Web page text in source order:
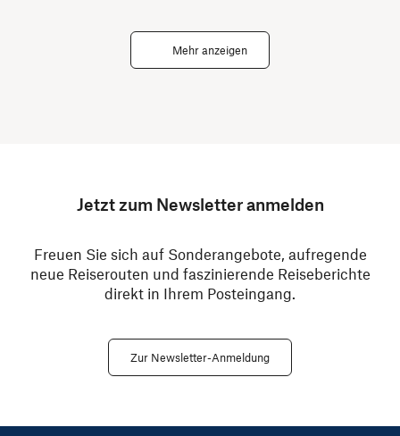
Mehr anzeigen
Jetzt zum Newsletter anmelden
Freuen Sie sich auf Sonderangebote, aufregende
neue Reiserouten und faszinierende Reiseberichte
direkt in Ihrem Posteingang.
Zur Newsletter-Anmeldung